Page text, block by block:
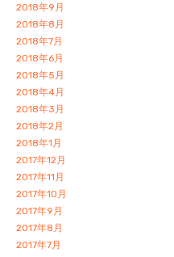
2018年9月
2018年8月
2018年7月
2018年6月
2018年5月
2018年4月
2018年3月
2018年2月
2018年1月
2017年12月
2017年11月
2017年10月
2017年9月
2017年8月
2017年7月